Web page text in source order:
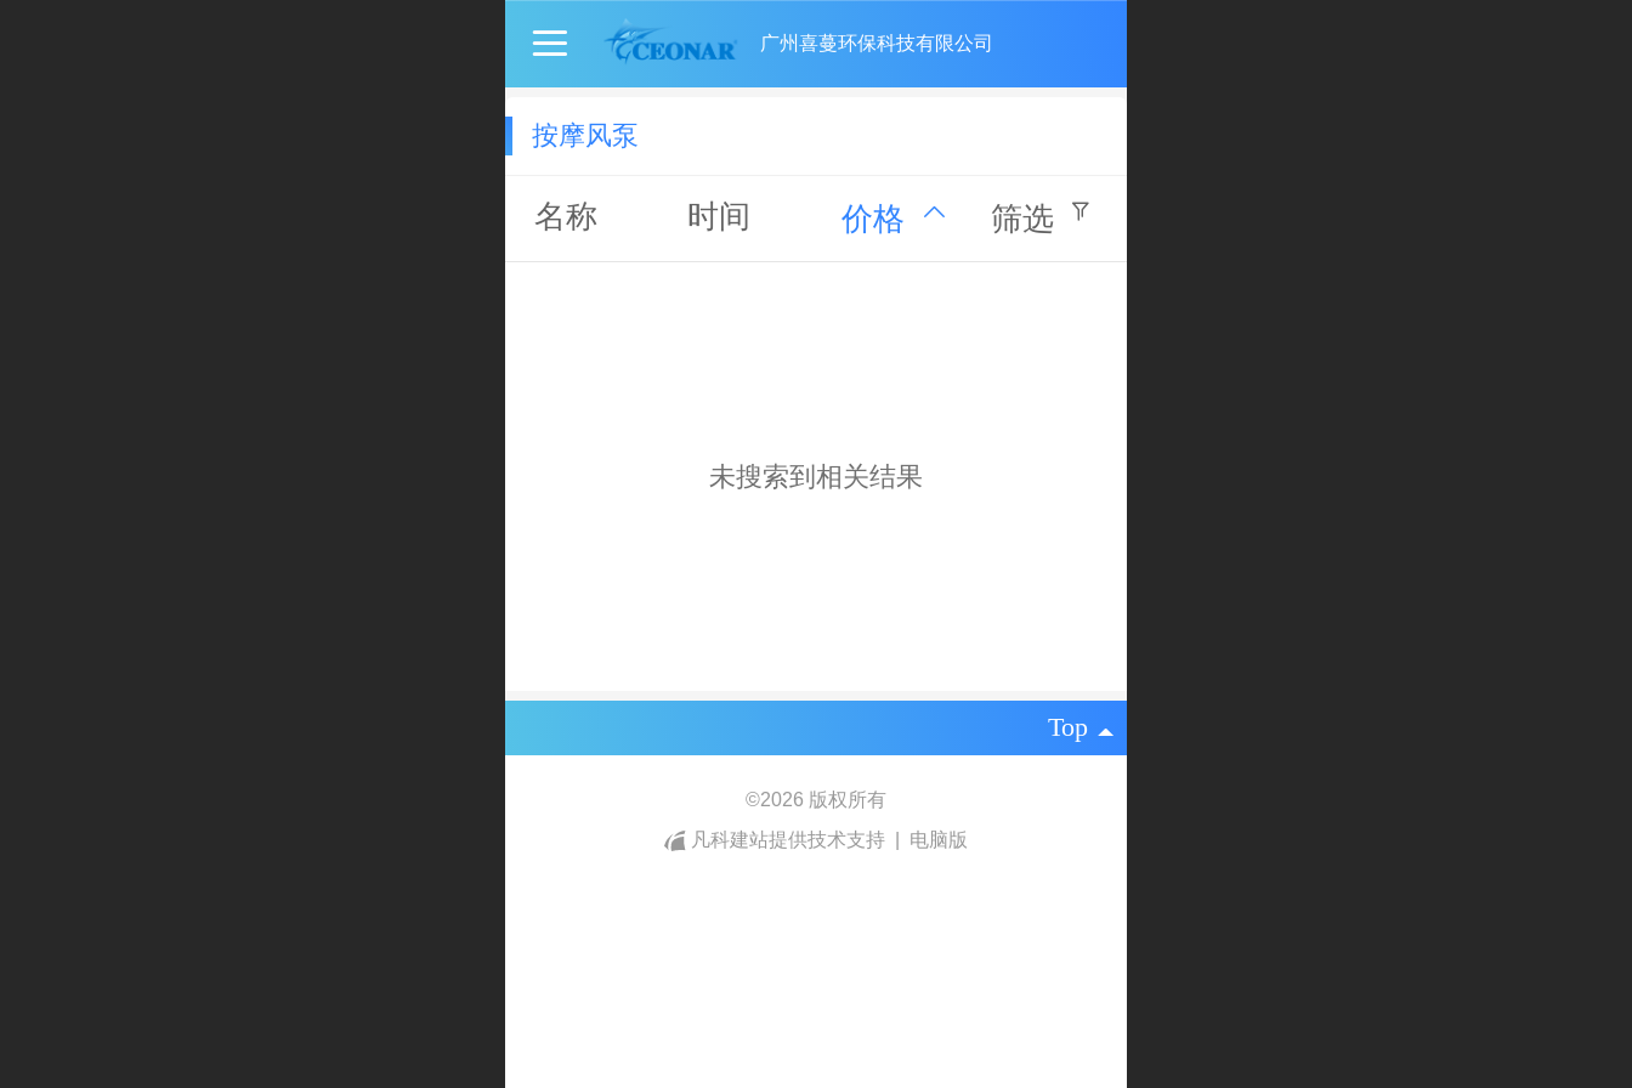
广州喜蔓环保科技有限公司
按摩风泵
名称 时间 价格 筛选
未搜索到相关结果
Top
©2026 版权所有
凡科建站提供技术支持
电脑版